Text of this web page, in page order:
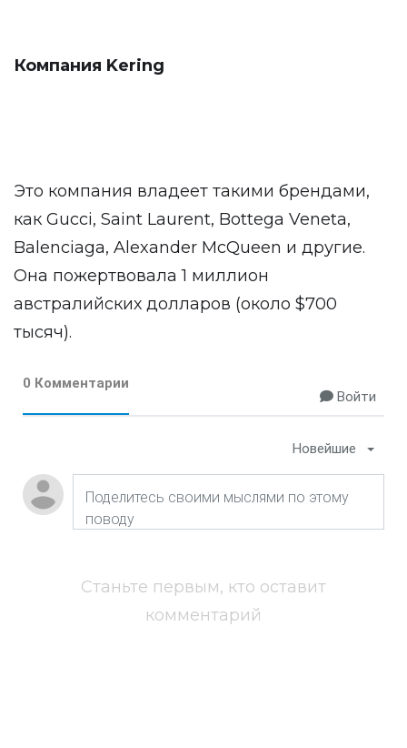
Компания Kering
Это компания владеет такими брендами,
как Gucci, Saint Laurent, Bottega Veneta,
Balenciaga, Alexander McQueen и другие.
Она пожертвовала 1 миллион
австралийских долларов (около $700
тысяч).
0 Комментарии
Войти
Новейшие
Станьте первым, кто оставит
комментарий